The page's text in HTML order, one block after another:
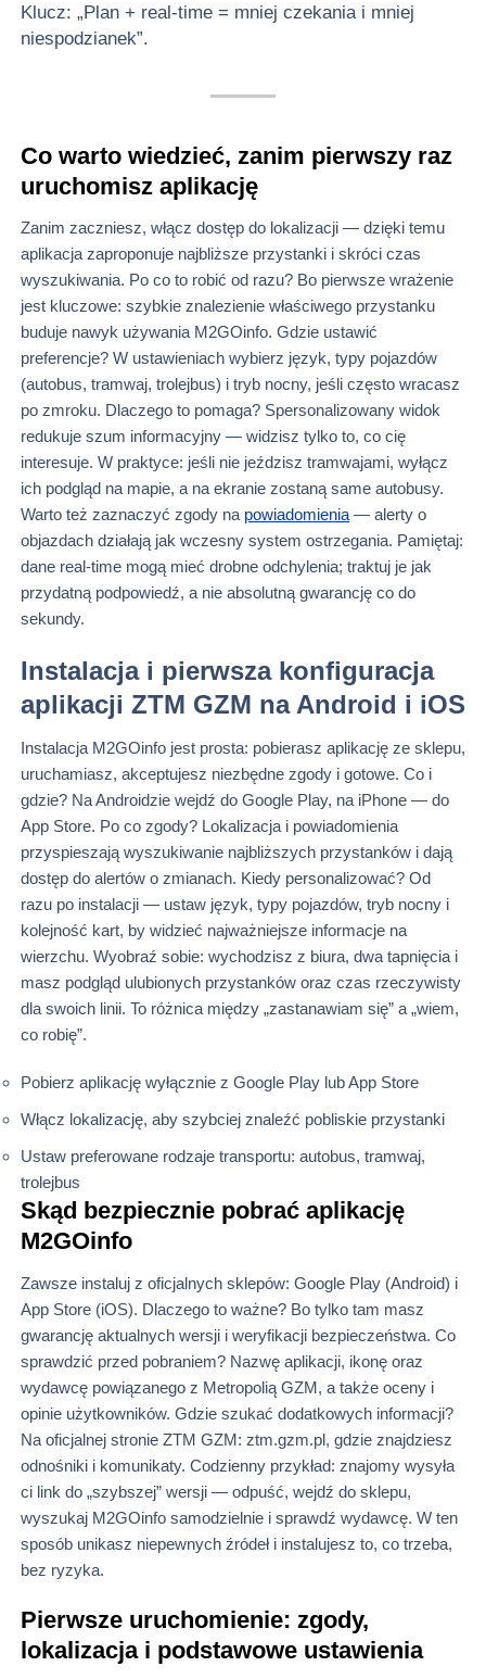
Klucz: „Plan + real‑time = mniej czekania i mniej
niespodzianek”.
Co warto wiedzieć, zanim pierwszy raz
uruchomisz aplikację
Zanim zaczniesz, włącz dostęp do lokalizacji — dzięki temu
aplikacja zaproponuje najbliższe przystanki i skróci czas
wyszukiwania. Po co to robić od razu? Bo pierwsze wrażenie
jest kluczowe: szybkie znalezienie właściwego przystanku
buduje nawyk używania M2GOinfo. Gdzie ustawić
preferencje? W ustawieniach wybierz język, typy pojazdów
(autobus, tramwaj, trolejbus) i tryb nocny, jeśli często wracasz
po zmroku. Dlaczego to pomaga? Spersonalizowany widok
redukuje szum informacyjny — widzisz tylko to, co cię
interesuje. W praktyce: jeśli nie jeździsz tramwajami, wyłącz
ich podgląd na mapie, a na ekranie zostaną same autobusy.
Warto też zaznaczyć zgody na powiadomienia — alerty o
objazdach działają jak wczesny system ostrzegania. Pamiętaj:
dane real‑time mogą mieć drobne odchylenia; traktuj je jak
przydatną podpowiedź, a nie absolutną gwarancję co do
sekundy.
Instalacja i pierwsza konfiguracja
aplikacji ZTM GZM na Android i iOS
Instalacja M2GOinfo jest prosta: pobierasz aplikację ze sklepu,
uruchamiasz, akceptujesz niezbędne zgody i gotowe. Co i
gdzie? Na Androidzie wejdź do Google Play, na iPhone — do
App Store. Po co zgody? Lokalizacja i powiadomienia
przyspieszają wyszukiwanie najbliższych przystanków i dają
dostęp do alertów o zmianach. Kiedy personalizować? Od
razu po instalacji — ustaw język, typy pojazdów, tryb nocny i
kolejność kart, by widzieć najważniejsze informacje na
wierzchu. Wyobraź sobie: wychodzisz z biura, dwa tapnięcia i
masz podgląd ulubionych przystanków oraz czas rzeczywisty
dla swoich linii. To różnica między „zastanawiam się” a „wiem,
co robię”.
Pobierz aplikację wyłącznie z Google Play lub App Store
Włącz lokalizację, aby szybciej znaleźć pobliskie przystanki
Ustaw preferowane rodzaje transportu: autobus, tramwaj,
trolejbus
Skąd bezpiecznie pobrać aplikację
M2GOinfo
Zawsze instaluj z oficjalnych sklepów: Google Play (Android) i
App Store (iOS). Dlaczego to ważne? Bo tylko tam masz
gwarancję aktualnych wersji i weryfikacji bezpieczeństwa. Co
sprawdzić przed pobraniem? Nazwę aplikacji, ikonę oraz
wydawcę powiązanego z Metropolią GZM, a także oceny i
opinie użytkowników. Gdzie szukać dodatkowych informacji?
Na oficjalnej stronie ZTM GZM: ztm.gzm.pl, gdzie znajdziesz
odnośniki i komunikaty. Codzienny przykład: znajomy wysyła
ci link do „szybszej” wersji — odpuść, wejdź do sklepu,
wyszukaj M2GOinfo samodzielnie i sprawdź wydawcę. W ten
sposób unikasz niepewnych źródeł i instalujesz to, co trzeba,
bez ryzyka.
Pierwsze uruchomienie: zgody,
lokalizacja i podstawowe ustawienia